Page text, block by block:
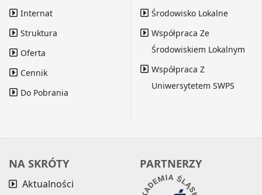
Internat
Struktura
Oferta
Cennik
Do Pobrania
Środowisko Lokalne
Współpraca Ze
Środowiskiem Lokalnym
Współpraca Z
Uniwersytetem SWPS
NA SKRÓTY
Aktualności
PARTNERZY